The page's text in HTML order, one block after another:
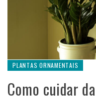
PLANTAS ORNAMENTAIS
Como cuidar